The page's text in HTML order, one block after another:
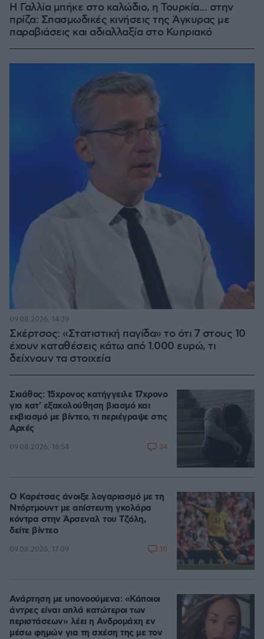
Η Γαλλία μπήκε στο καλώδιο, η Τουρκία... στην
πρίζα: Σπασμωδικές κινήσεις της Άγκυρας με
παραβιάσεις και αδιαλλαξία στο Κυπριακό
Σκέρτσος: «Στατιστική παγίδα» το ότι 7 στους 10
έχουν καταθέσεις κάτω από 1.000 ευρώ, τι
δείχνουν τα στοιχεία
09.08.2026, 14:39
Σκιάθος: 15χρονος κατήγγειλε 17χρονο
για κατ' εξακολούθηση βιασμό και
εκβιασμό με βίντεο, τι περιέγραψε στις
Αρχές
09.08.2026, 16:54 34
Ο Καρέτσας άνοιξε λογαριασμό με τη
Ντόρτμουντ με απίστευτη γκολάρα
κόντρα στην Άρσεναλ του Τζόλη,
δείτε βίντεο
09.08.2026, 17:09 10
Ανάρτηση με υπονοούμενα: «Κάποιοι
άντρες είναι απλά κατώτεροι των
περιστάσεων» λέει η Ανδρομάχη εν
μέσω φημών για τη σχέση της με τον